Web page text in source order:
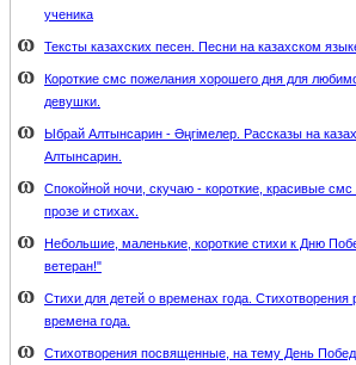
ученика
Тексты казахских песен. Песни на казахском
Короткие смс пожелания хорошего дня для
девушки.
Ыбрай Алтынсарин - Әңгімелер. Рассказы на
Алтынсарин.
Спокойной ночи, скучаю - короткие, красивые
прозе и стихах.
Небольшие, маленькие, короткие стихи к Дню
ветеран!"
Стихи для детей о временах года. Стихотворения
времена года.
Стихотворения посвященные, на тему День